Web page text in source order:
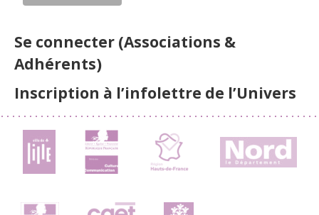
Se connecter (Associations &
Adhérents)
Inscription à l’infolettre de l’Univers